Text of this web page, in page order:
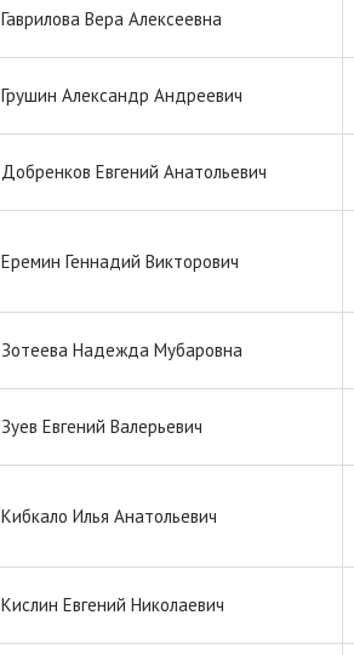
Гаврилова Вера Алексеевна
Грушин Александр Андреевич
Добренков Евгений Анатольевич
Еремин Геннадий Викторович
Зотеева Надежда Мубаровна
Зуев Евгений Валерьевич
Кибкало Илья Анатольевич
Кислин Евгений Николаевич